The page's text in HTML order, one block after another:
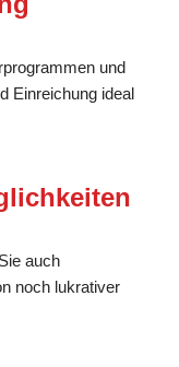
und
Einreichung ideal
auch
noch lukrativer